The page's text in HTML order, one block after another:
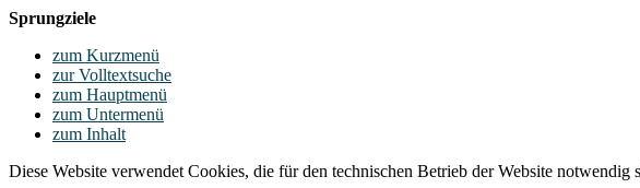
Sprungziele
zum Kurzmenü
zur Volltextsuche
zum Hauptmenü
zum Untermenü
zum Inhalt
Diese Website verwendet Cookies, die für den technischen Betrieb der Website notwendig